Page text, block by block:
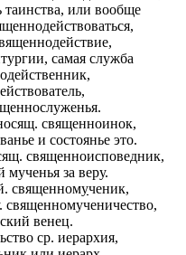
таинства, или вообще
самая служба
священноинок,
и состоянье это.
священноисповедник,
за веру.
священномученик,
священномученичество,
венец.
ср. иерархия,